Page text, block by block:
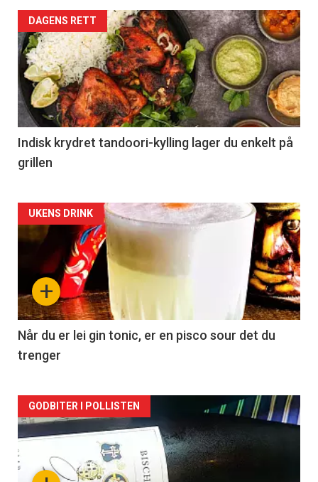
DAGENS RETT
Indisk krydret tandoori-kylling lager du enkelt på
grillen
Forsiden
akkurat
nå
-
2
+
UKENS DRINK
Når du er lei gin tonic, er en pisco sour det du
trenger
Forsiden
akkurat
nå
GODBITER I POLLISTEN